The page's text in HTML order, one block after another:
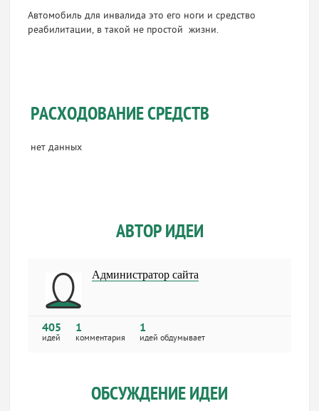
Автомобиль для инвалида это его ноги и средство
реабилитации, в такой не простой жизни.
РАСХОДОВАНИЕ СРЕДСТВ
нет данных
АВТОР ИДЕИ
Администратор сайта
405
идей
1
комментария
1
идей обдумывает
ОБСУЖДЕНИЕ ИДЕИ